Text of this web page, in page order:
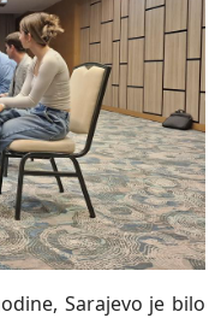
Sarajevo je bilo